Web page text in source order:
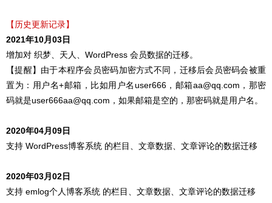
【历史更新记录】
2021年10月03日
增加对 织梦、天人、WordPress 会员数据的迁移。
【提醒】由于本程序会员密码加密方式不同，迁移后会员密码会被重
置为：用户名+邮箱，比如用户名user666，邮箱aa@qq.com，那密
码就是user666aa@qq.com，如果邮箱是空的，那密码就是用户名。
2020年04月09日
支持 WordPress博客系统 的栏目、文章数据、文章评论的数据迁移
2020年03月02日
支持 emlog个人博客系统 的栏目、文章数据、文章评论的数据迁移